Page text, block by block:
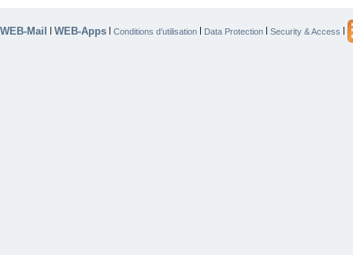
WEB-Mail | WEB-Apps | Conditions d’utilisation | Data Protection | Security & Access |